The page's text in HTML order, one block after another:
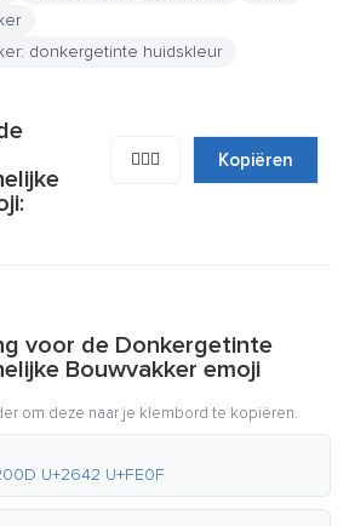
donkergetinte huidskleur
👷🏾‍♂️ Kopiëren
voor de Donkergetinte
Bouwvakker emoji
om deze naar je klembord te kopiëren.
U+2642 U+FE0F